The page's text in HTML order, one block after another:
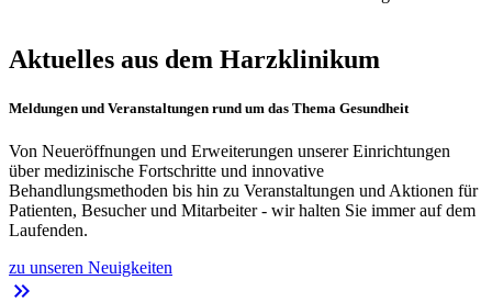
Aktuelles aus dem Harzklinikum
Meldungen und Veranstaltungen rund um das Thema Gesundheit
Von Neueröffnungen und Erweiterungen unserer Einrichtungen
über medizinische Fortschritte und innovative
Behandlungsmethoden bis hin zu Veranstaltungen und Aktionen für
Patienten, Besucher und Mitarbeiter - wir halten Sie immer auf dem
Laufenden.
zu unseren Neuigkeiten
keyboard_double_arrow_right